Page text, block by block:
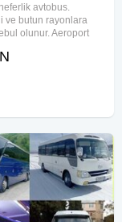
avtobus.
ve butun rayonlara
olunur. Aeroport
asili deyisir.